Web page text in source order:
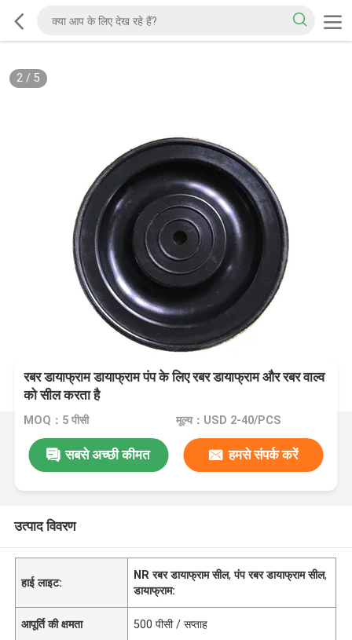
2/ 5
रबर डायाफ्राम डायाफ्राम पंप के लिए रबर डायाफ्राम और रबर वाल्व
को सील करता है
MOQ：5 पीसी मूल्य：USD 2-40/PCS
सबसे अच्छी कीमत हमसे संपर्क करें
उत्पाद विवरण
हाई लाइट:
NR रबर डायाफ्राम सील,पंप रबर डायाफ्राम सील,
डायाफ्राम:
आपूर्ति की क्षमता 500 पीसी / सप्ताह